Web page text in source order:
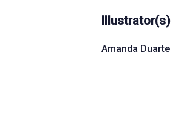
Illustrator(s)
Amanda Duarte